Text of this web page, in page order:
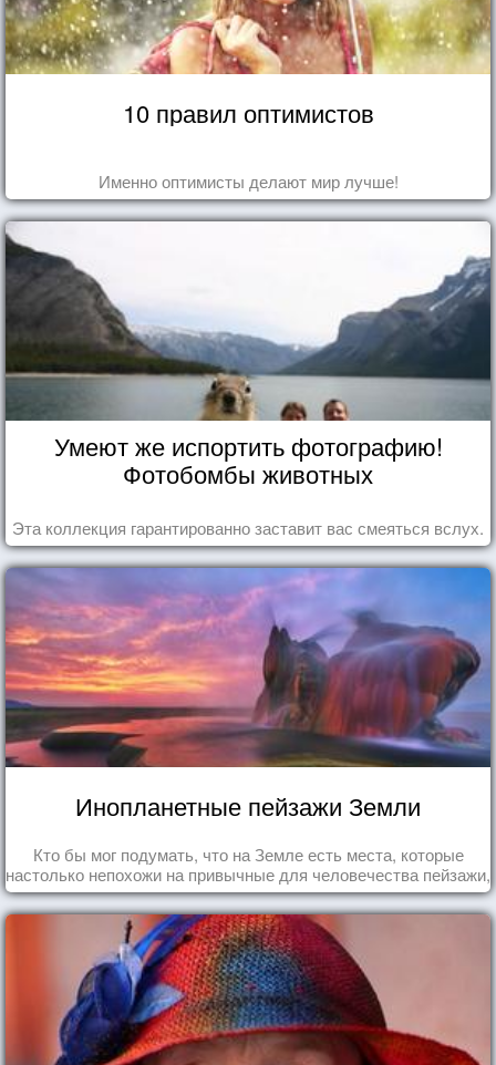
10 правил оптимистов
Именно оптимисты делают мир лучше!
Умеют же испортить фотографию!
Фотобомбы животных
Эта коллекция гарантированно заставит вас смеяться вслух.
Инопланетные пейзажи Земли
Кто бы мог подумать, что на Земле есть места, которые
настолько непохожи на привычные для человечества пейзажи,
что кажутся и вовсе инопланетными!